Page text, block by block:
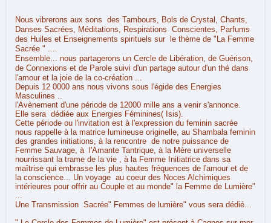
Nous vibrerons aux sons des Tambours, Bols de Crystal, Chants,
Danses Sacrées, Méditations, Respirations Conscientes, Parfums
des Huiles et Enseignements spirituels sur le thème de "La Femme
Sacrée " ....
Ensemble... nous partagerons un Cercle de Libération, de Guérison,
de Connexions et de Parole suivi d'un partage autour d'un thé dans
l'amour et la joie de la co-création ...
Depuis 12 0000 ans nous vivons sous l'égide des Energies
Masculines ..
l'Avènement d'une période de 12000 mille ans a venir s'annonce.
Elle sera dédiée aux Energies Féminines( Isis).
Cette période ou l'invitation est à l'expression du feminin sacrée
nous rappelle à la matrice lumineuse originelle, au Shambala feminin
des grandes initiations, à la rencontre de notre puissance de
Femme Sauvage, à l'Amante Tantrique, à la Mère universelle
nourrissant la trame de la vie , à la Femme Initiatrice dans sa
maîtrise qui embrasse les plus hautes fréquences de l'amour et de
la conscience... Un voyage au coeur des Noces Alchimiques
intérieures pour offrir au Couple et au monde" la Femme de Lumière"
Une Transmission Sacrée" Femmes de lumière" vous sera dédié...